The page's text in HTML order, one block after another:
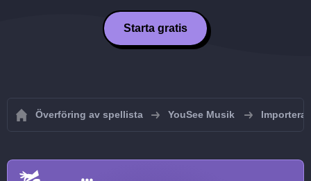
Starta gratis
Överföring av spellista YouSee Musik Importera